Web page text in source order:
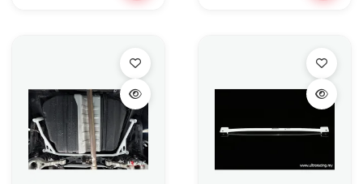
contrainte. Une barre inférieure aide à garder le châssis stable et